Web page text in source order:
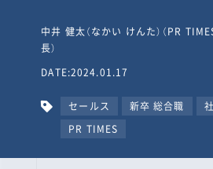
山田真輔（やまだ しんすけ）（執行
長）
DATE:2023.09.08
カルチャー CxO キャ